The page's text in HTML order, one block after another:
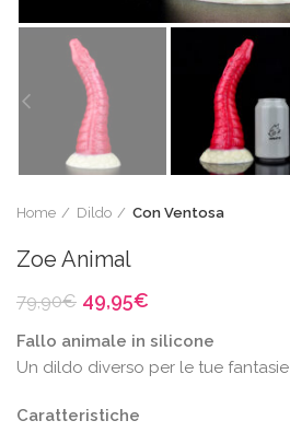
Home Dildo Con Ventosa
Zoe Animal
79,90€ Il
originale
era:
49,95€
attuale
è:
Fallo animale in silicone
Un dildo diverso per le tue fantasie
Caratteristiche